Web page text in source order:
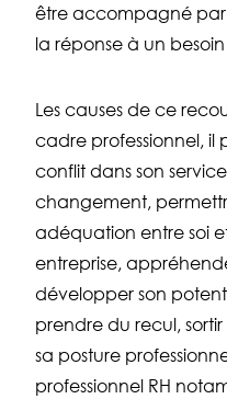
être accompagné par
la réponse à un
Les causes de ce
cadre professionnel, il
conflit dans son
changement,
adéquation entre soi
entreprise,
développer son
prendre du recul,
sa posture
professionnel RH